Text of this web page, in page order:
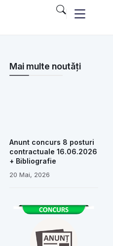
Mai multe noutăți
Anunt concurs 8 posturi
contractuale 16.06.2026
+ Bibliografie
20 Mai, 2026